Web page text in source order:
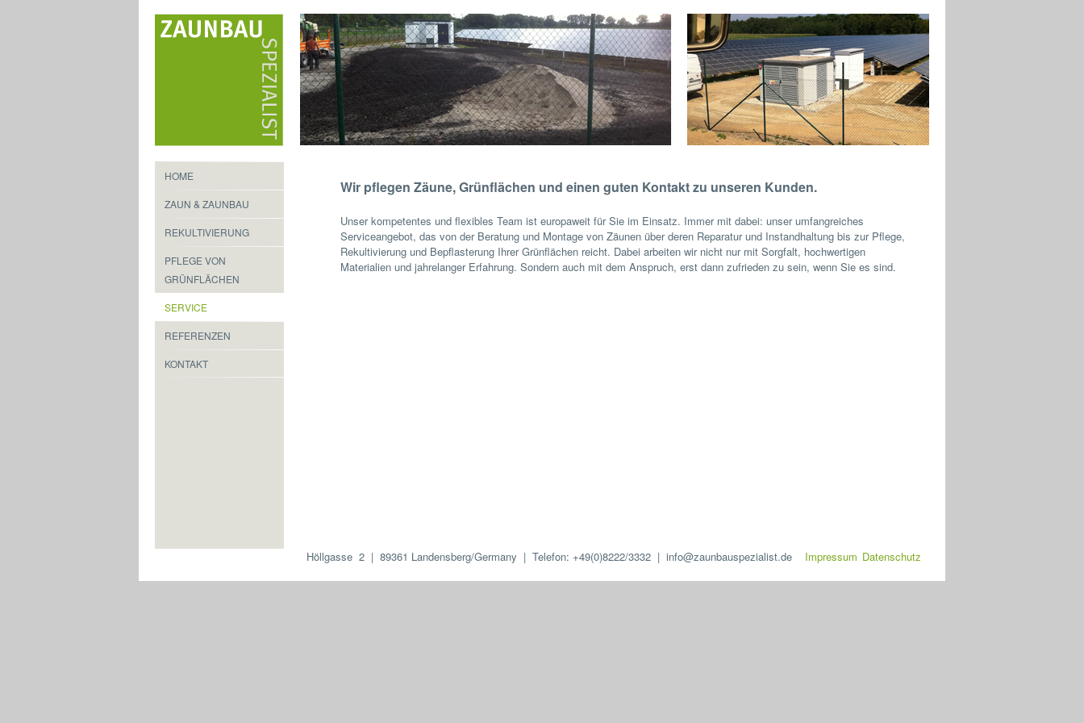
HOME
ZAUN & ZAUNBAU
REKULTIVIERUNG
PFLEGE VON
GRÜNFLÄCHEN
SERVICE
REFERENZEN
KONTAKT
Wir pflegen Zäune, Grünflächen und einen guten Kontakt zu unseren Kunden.
Unser kompetentes und flexibles Team ist europaweit für Sie im Einsatz. Immer mit dabei: unser umfangreiches
Serviceangebot, das von der Beratung und Montage von Zäunen über deren Reparatur und Instandhaltung bis zur Pflege,
Rekultivierung und Bepflasterung Ihrer Grünflächen reicht. Dabei arbeiten wir nicht nur mit Sorgfalt, hochwertigen
Materialien und jahrelanger Erfahrung. Sondern auch mit dem Anspruch, erst dann zufrieden zu sein, wenn Sie es sind.
Höllgasse 2 | 89361 Landensberg/Germany | Telefon: +49(0)8222/3332 | info@zaunbauspezialist.de Impressum Datenschutz